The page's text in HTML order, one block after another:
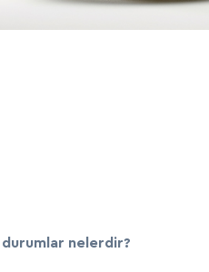
nelerdir?